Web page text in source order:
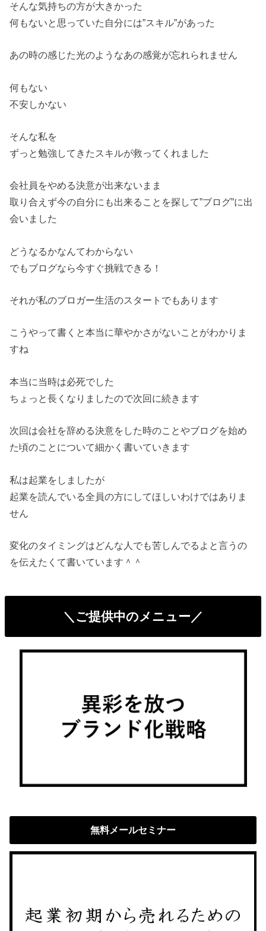
そんな気持ちの方が大きかった
何もないと思っていた自分には”スキル”があった
あの時の感じた光のようなあの感覚が忘れられません
何もない
不安しかない
そんな私を
ずっと勉強してきたスキルが救ってくれました
会社員をやめる決意が出来ないまま
取り合えず今の自分にも出来ることを探して”ブログ”に出
会いました
どうなるかなんてわからない
でもブログなら今すぐ挑戦できる！
それが私のブロガー生活のスタートでもあります
こうやって書くと本当に華やかさがないことがわかりま
すね
本当に当時は必死でした
ちょっと長くなりましたので次回に続きます
次回は会社を辞める決意をした時のことやブログを始め
た頃のことについて細かく書いていきます
私は起業をしましたが
起業を読んでいる全員の方にしてほしいわけではありま
せん
変化のタイミングはどんな人でも苦しんでるよと言うの
を伝えたくて書いています＾＾
＼ご提供中のメニュー／
無料メールセミナー